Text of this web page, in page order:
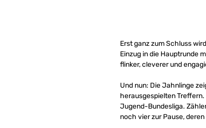
Erst ganz zum Schluss
Einzug in die Hauptrunde
flinker, cleverer und
Und nun: Die Jahnlinge
herausgespielten
Jugend-Bundesliga.
noch vier zur Pause,